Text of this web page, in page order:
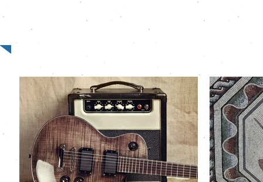
Empfohlene Artikel